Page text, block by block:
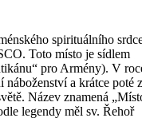
spirituálního
Toto místo je sídlem
pro Armény). V
a krátce poté
Název znamená
legendy měl sv. Řehoř